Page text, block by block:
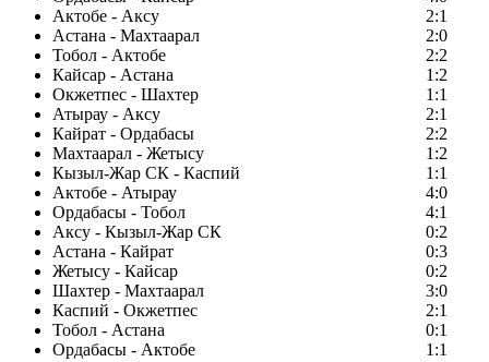
Актобе - Аксу
2:1
Астана - Махтаарал
2:0
Тобол - Актобе
2:2
Кайсар - Астана
1:2
Окжетпес - Шахтер
1:1
Атырау - Аксу
2:1
Кайрат - Ордабасы
2:2
Махтаарал - Жетысу
1:2
Кызыл-Жар СК - Каспий
1:1
Актобе - Атырау
4:0
Ордабасы - Тобол
4:1
Аксу - Кызыл-Жар СК
0:2
Астана - Кайрат
0:3
Жетысу - Кайсар
0:2
Шахтер - Махтаарал
3:0
Каспий - Окжетпес
2:1
Тобол - Астана
0:1
Ордабасы - Актобе
1:1